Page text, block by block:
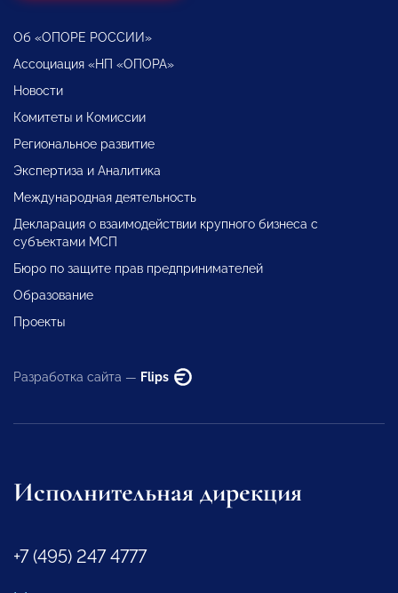
Об «ОПОРЕ РОССИИ»
Ассоциация «НП «ОПОРА»
Новости
Комитеты и Комиссии
Региональное развитие
Экспертиза и Аналитика
Международная деятельность
Декларация о взаимодействии крупного бизнеса с
субъектами МСП
Бюро по защите прав предпринимателей
Образование
Проекты
Разработка сайта — Flips
Исполнительная дирекция
+7 (495) 247 4777